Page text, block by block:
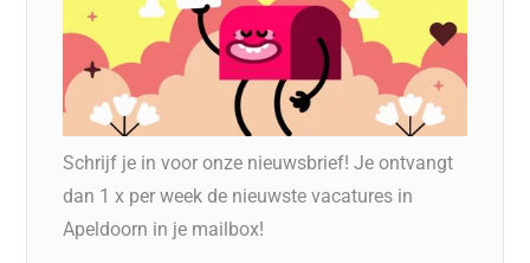
Schrijf je in voor onze nieuwsbrief! Je ontvangt
dan 1 x per week de nieuwste vacatures in
Apeldoorn in je mailbox!